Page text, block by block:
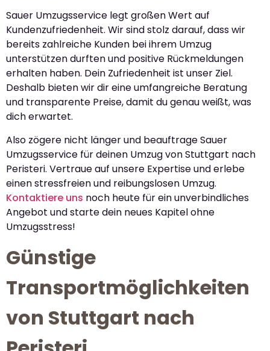
Sauer Umzugsservice legt großen Wert auf
Kundenzufriedenheit. Wir sind stolz darauf, dass wir
bereits zahlreiche Kunden bei ihrem Umzug
unterstützen durften und positive Rückmeldungen
erhalten haben. Dein Zufriedenheit ist unser Ziel.
Deshalb bieten wir dir eine umfangreiche Beratung
und transparente Preise, damit du genau weißt, was
dich erwartet.
Also zögere nicht länger und beauftrage Sauer
Umzugsservice für deinen Umzug von Stuttgart nach
Peristeri. Vertraue auf unsere Expertise und erlebe
einen stressfreien und reibungslosen Umzug.
Kontaktiere uns noch heute für ein unverbindliches
Angebot und starte dein neues Kapitel ohne
Umzugsstress!
Günstige
Transportmöglichkeiten
von Stuttgart nach